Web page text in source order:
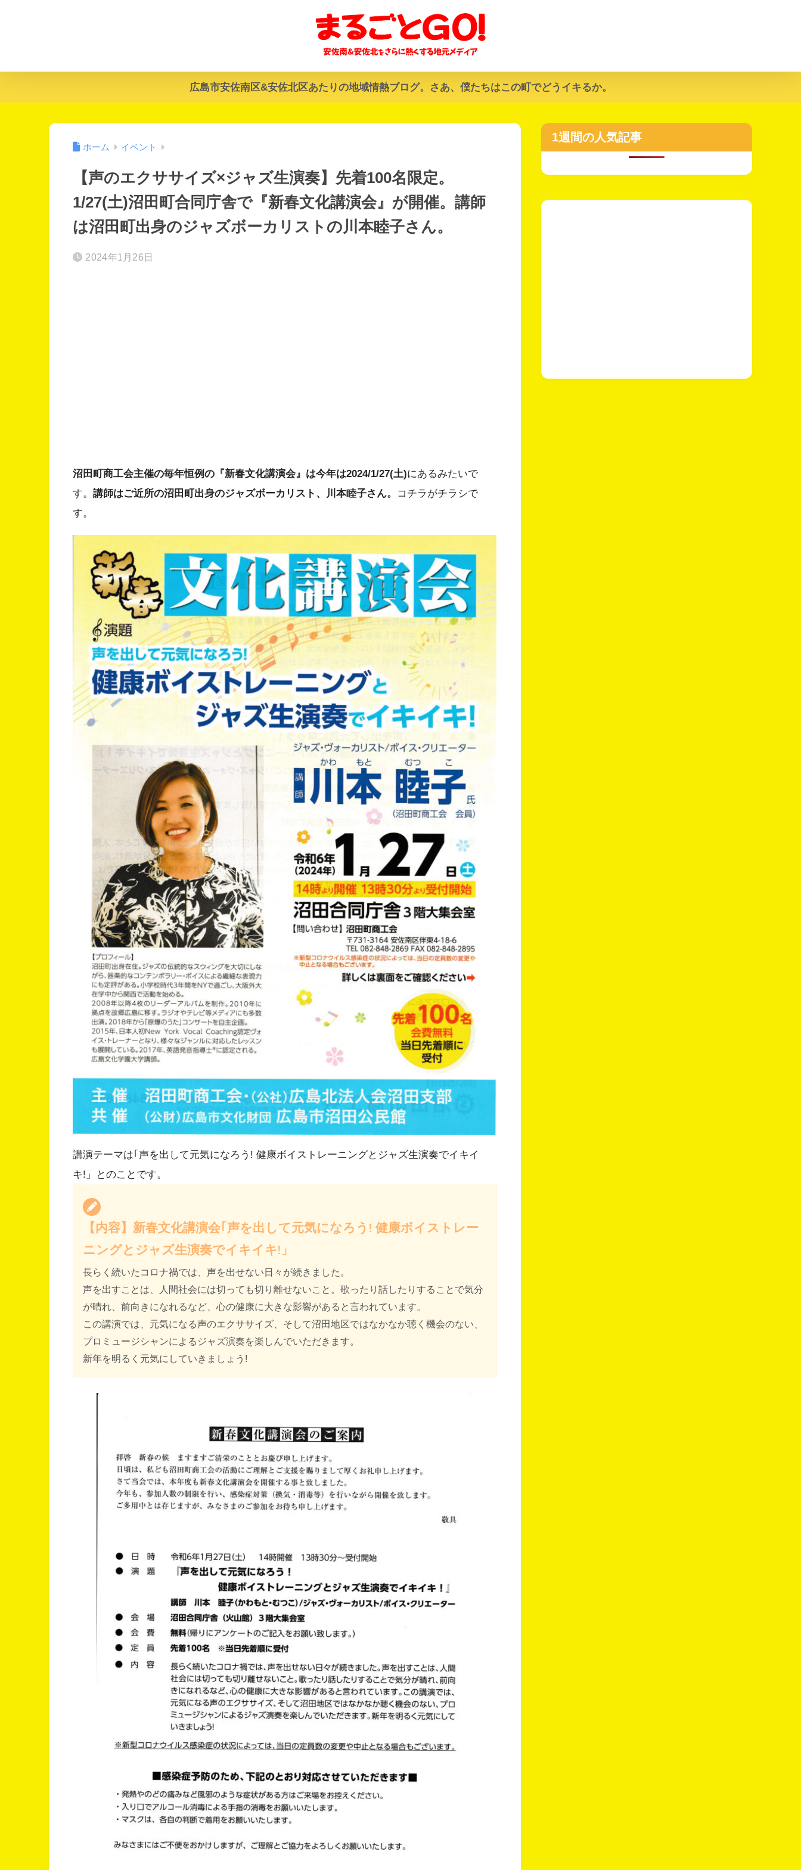
広島市安佐南区&安佐北区あたりの地域情熱ブログ。さあ、僕たちはこの町でどうイキるか。
ホーム イベント
【声のエクササイズ×ジャズ生演奏】先着100名限定。
1/27(土)沼田町合同庁舎で『新春文化講演会』が開催。講師
は沼田町出身のジャズボーカリストの川本睦子さん。
2024年1月26日
沼田町商工会主催の毎年恒例の『新春文化講演会』は今年は2024/1/27(土)にあるみたいで
す。 講師はご近所の沼田町出身のジャズボーカリスト、川本睦子さん。
コチラがチラシで
す。
講演テーマは｢声を出して元気になろう! 健康ボイストレーニングとジャズ生演奏でイキイ
キ!」とのことです。
【内容】新春文化講演会｢声を出して元気になろう! 健康ボイストレー
ニングとジャズ生演奏でイキイキ!」
長らく続いたコロナ禍では、声を出せない日々が続きました。
声を出すことは、人間社会には切っても切り離せないこと。歌ったり話したりすることで気分
が晴れ、前向きになれるなど、心の健康に大きな影響があると言われています。
この講演では、元気になる声のエクササイズ、そして沼田地区ではなかなか聴く機会のない、
プロミュージシャンによるジャズ演奏を楽しんでいただきます。
新年を明るく元気にしていきましょう!
1週間の人気記事